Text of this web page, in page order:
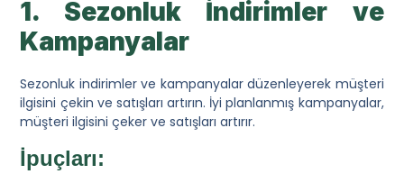
1. Sezonluk İndirimler ve
Kampanyalar
Sezonluk indirimler ve kampanyalar düzenleyerek müşteri
ilgisini çekin ve satışları artırın. İyi planlanmış kampanyalar,
müşteri ilgisini çeker ve satışları artırır.
İpuçları: